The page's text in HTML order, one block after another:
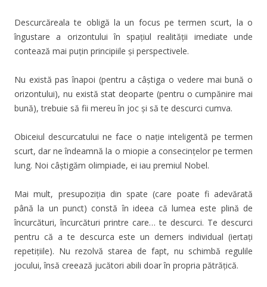
Descurcăreala te obligă la un focus pe termen scurt, la o
îngustare a orizontului în spațiul realității imediate unde
contează mai puțin principiile și perspectivele.
Nu există pas înapoi (pentru a câștiga o vedere mai bună o
orizontului), nu există stat deoparte (pentru o cumpănire mai
bună), trebuie să fii mereu în joc și să te descurci cumva.
Obiceiul descurcatului ne face o nație inteligentă pe termen
scurt, dar ne îndeamnă la o miopie a consecințelor pe termen
lung. Noi câștigăm olimpiade, ei iau premiul Nobel.
Mai mult, presupoziția din spate (care poate fi adevărată
până la un punct) constă în ideea că lumea este plină de
încurcături, încurcături printre care… te descurci. Te descurci
pentru că a te descurca este un demers individual (iertați
repetițiile). Nu rezolvă starea de fapt, nu schimbă regulile
jocului, însă creează jucători abili doar în propria pătrățică.